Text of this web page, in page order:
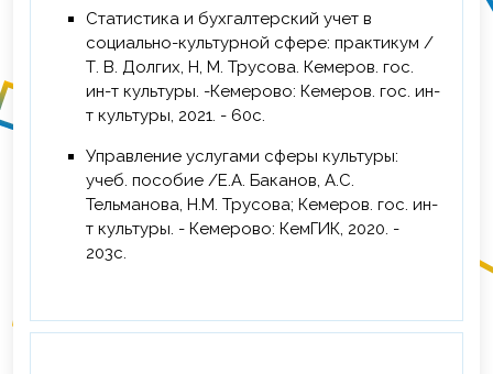
Статистика и бухгалтерский учет в
социально-культурной сфере: практикум /
Т. В. Долгих, Н, М. Трусова. Кемеров. гос.
ин-т культуры. -Кемерово: Кемеров. гос. ин-
т культуры, 2021. - 60с.
Управление услугами сферы культуры:
учеб. пособие /Е.А. Баканов, А.С.
Тельманова, Н.М. Трусова; Кемеров. гос. ин-
т культуры. - Кемерово: КемГИК, 2020. -
203с.